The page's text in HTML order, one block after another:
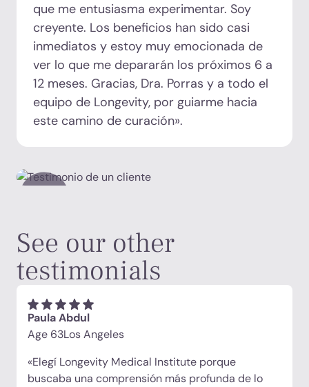
que me entusiasma experimentar. Soy
creyente. Los beneficios han sido casi
inmediatos y estoy muy emocionada de
ver lo que me depararán los próximos 6 a
12 meses. Gracias, Dra. Porras y a todo el
equipo de Longevity, por guiarme hacia
este camino de curación».
See our other
testimonials
Paula Abdul
Age 63Los Angeles
«Elegí Longevity Medical Institute porque
buscaba una comprensión más profunda de lo